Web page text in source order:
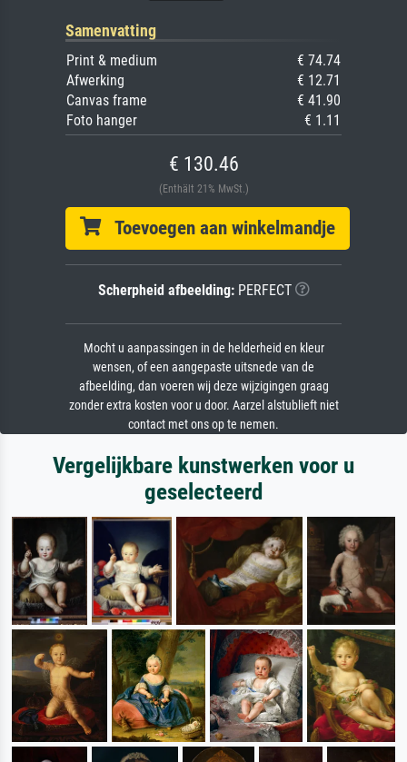
Samenvatting
Print & medium
€ 74.74
Afwerking
€ 12.71
Canvas frame
€ 41.90
Foto hanger
€ 1.11
€ 130.46
(Enthält 21% MwSt.)
Toevoegen aan winkelmandje
Scherpheid afbeelding:PERFECT
Mocht u aanpassingen in de helderheid en kleur
wensen, of een aangepaste uitsnede van de
afbeelding, dan voeren wij deze wijzigingen graag
zonder extra kosten voor u door. Aarzel alstublieft niet
contact met ons op te nemen.
Vergelijkbare kunstwerken voor u
geselecteerd